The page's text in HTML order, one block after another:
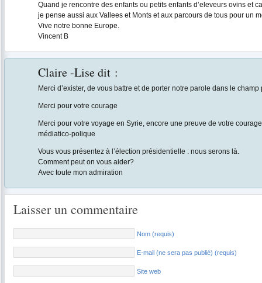
Quand je rencontre des enfants ou petits enfants d’eleveurs ovins et
je pense aussi aux Vallees et Monts et aux parcours de tous pour un
Vive notre bonne Europe.
Vincent B
Claire -Lisedit :
Merci d’exister, de vous battre et de porter notre parole dans le champ
Merci pour votre courage
Merci pour votre voyage en Syrie, encore une preuve de votre
médiatico-polique
Vous vous présentez à l’élection présidentielle : nous serons là.
Comment peut on vous aider?
Avec toute mon admiration
Laisser un commentaire
Nom (requis)
E-mail (ne sera pas publié) (requis)
Site web